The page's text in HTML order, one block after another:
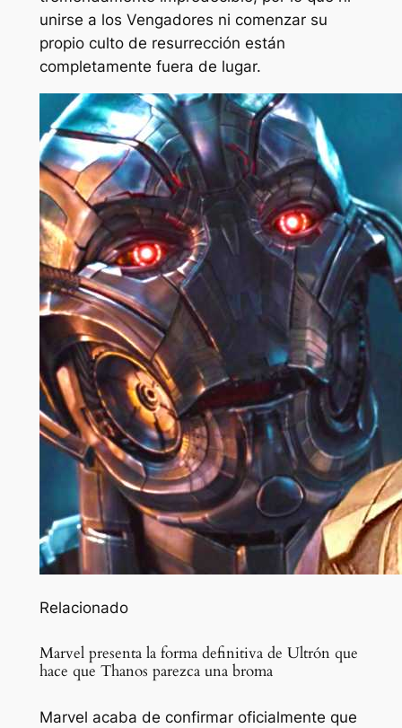
unirse a los Vengadores ni comenzar su
propio culto de resurrección están
completamente fuera de lugar.
Relacionado
Marvel presenta la forma definitiva de Ultrón que
hace que Thanos parezca una broma
Marvel acaba de confirmar oficialmente que